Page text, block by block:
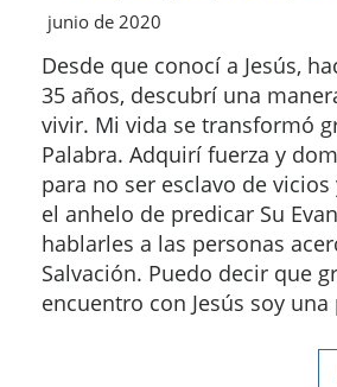
junio de 2020
Desde que conocí a Jesús,
35 años, descubrí una
vivir. Mi vida se transformó
Palabra. Adquirí fuerza y
para no ser esclavo de
el anhelo de predicar Su
hablarles a las personas
Salvación. Puedo decir que
encuentro con Jesús soy